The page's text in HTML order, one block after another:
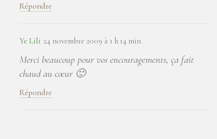
Répondre
Ye Lili 24 novembre 2009 à 1 h 14 min
Merci beaucoup pour vos encouragements, ça fait
chaud au cœur 🙂
Répondre